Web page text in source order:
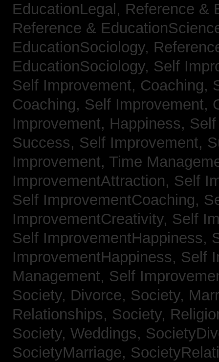
EducationLegal, Reference &
Reference &
EducationSociology,
EducationSociology, Self
Self Improvement, Coaching,
Coaching, Self Improvement,
Improvement, Happiness,
Success, Self Improvement,
Improvement, Time
ImprovementAttraction, Self
Self ImprovementCoaching,
ImprovementCreativity, Self
Self ImprovementHappiness,
ImprovementHappiness, Self
Management, Self
Society, Divorce, Society,
Relationships, Society,
Society, Weddings,
SocietyMarriage,